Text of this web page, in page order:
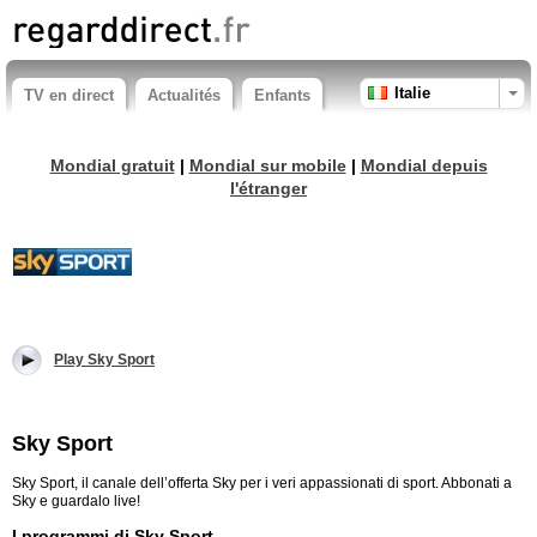
TV en direct Actualités Enfants Italie
Mondial gratuit| Mondial sur mobile| Mondial depuis
l'étranger
Play Sky Sport
Sky Sport
Sky Sport, il canale dell’offerta Sky per i veri appassionati di sport. Abbonati a
Sky e guardalo live!